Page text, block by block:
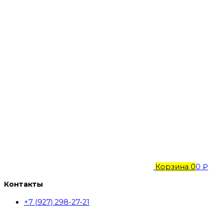
Корзина 00 ₽
Контакты
+7 (927) 298-27-21